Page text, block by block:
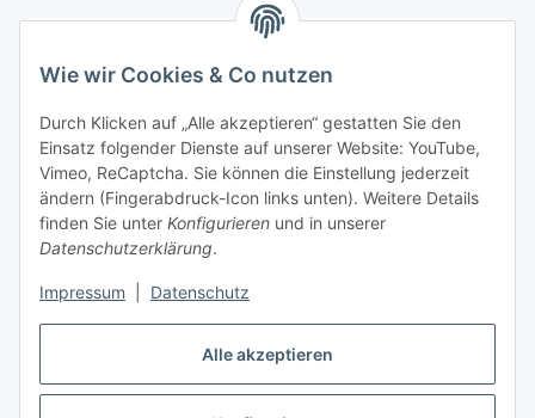
Alle akzeptieren
Wie wir Cookies & Co nutzen
Durch Klicken auf „Alle akzeptieren“ gestatten Sie den
Einsatz folgender Dienste auf unserer Website: YouTube,
Vimeo, ReCaptcha. Sie können die Einstellung jederzeit
ändern (Fingerabdruck-Icon links unten). Weitere Details
finden Sie unter Konfigurieren und in unserer
Datenschutzerklärung.
Impressum Datenschutz
Informationen
Gesetzliche Informationen
Mein Konto
masterframe GmbH